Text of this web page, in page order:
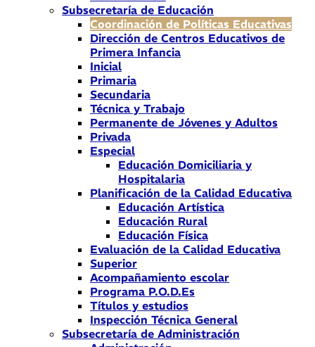
Subsecretaría de Educación
Coordinación de Políticas Educativas
Dirección de Centros Educativos de
Primera Infancia
Inicial
Primaria
Secundaria
Técnica y Trabajo
Permanente de Jóvenes y Adultos
Privada
Especial
Educación Domiciliaria y
Hospitalaria
Planificación de la Calidad Educativa
Educación Artística
Educación Rural
Educación Física
Evaluación de la Calidad Educativa
Superior
Acompañamiento escolar
Programa P.O.D.Es
Títulos y estudios
Inspección Técnica General
Subsecretaría de Administración